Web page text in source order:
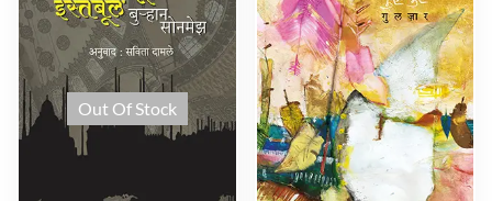
Out Of Stock